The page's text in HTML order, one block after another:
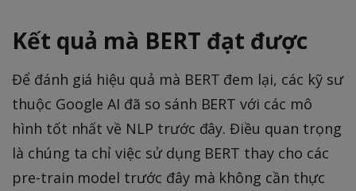
Kết quả mà BERT đạt được
Để đánh giá hiệu quả mà BERT đem lại, các kỹ sư
thuộc Google AI đã so sánh BERT với các mô
hình tốt nhất về NLP trước đây. Điều quan trọng
là chúng ta chỉ việc sử dụng BERT thay cho các
pre-train model trước đây mà không cần thực